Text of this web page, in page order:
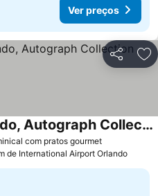
Ver preços
Partilhar
com pratos gourmetVer preços
Grand Bohemian Orlando, Autograph Collection
de International Airport Orlando